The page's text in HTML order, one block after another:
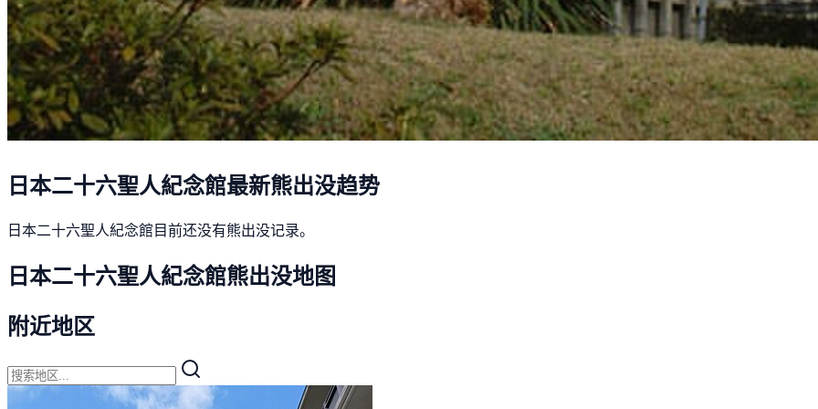
日本二十六聖人紀念館最新熊出没趋势
日本二十六聖人紀念館目前还没有熊出没记录。
日本二十六聖人紀念館熊出没地图
附近地区